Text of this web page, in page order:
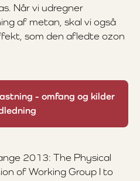
Når vi udregner
af metan, skal vi også
som den afledte ozon
- omfang og kilder
2013: The Physical
of Working Group I to